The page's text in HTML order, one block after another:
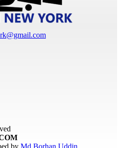
by Md Borhan Uddin